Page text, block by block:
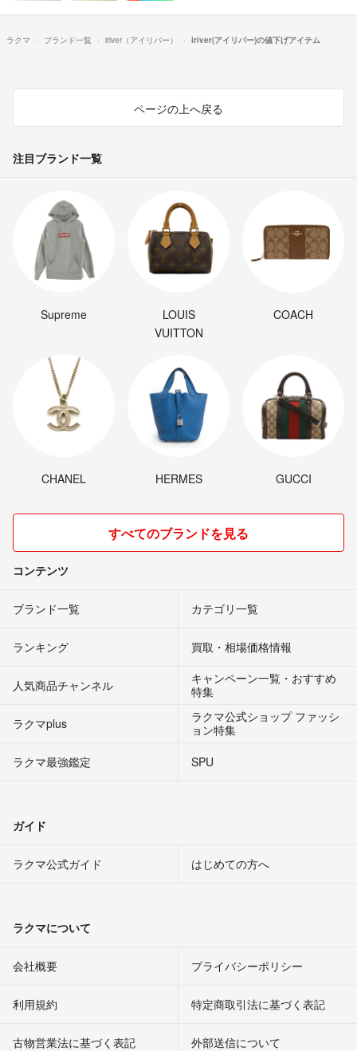
ラクマ ブランド一覧 iriver（アイリバー） iriver(アイリバー)の値下げアイテム
ページの上へ戻る
注目ブランド一覧
Supreme
LOUIS
VUITTON
COACH
CHANEL HERMES GUCCI
すべてのブランドを見る
コンテンツ
ブランド一覧 カテゴリ一覧
ランキング 買取・相場価格情報
人気商品チャンネル
キャンペーン一覧・おすすめ
特集
ラクマplus
ラクマ公式ショップ ファッシ
ョン特集
ラクマ最強鑑定
SPU
ガイド
ラクマ公式ガイド はじめての方へ
ラクマについて
会社概要 プライバシーポリシー
利用規約 特定商取引法に基づく表記
古物営業法に基づく表記 外部送信について